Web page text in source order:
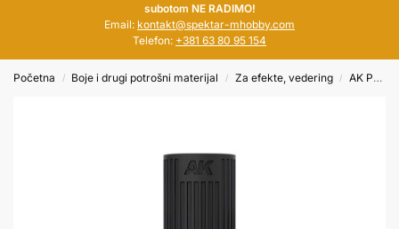
subotom NE RADIMO!
Email: kontakt@spektar-mhobby.com
Telefon: +381 63 80 95 154
Početna / Boje i drugi potrošni materijal / Za efekte, vedering / AK Precision Paneliner